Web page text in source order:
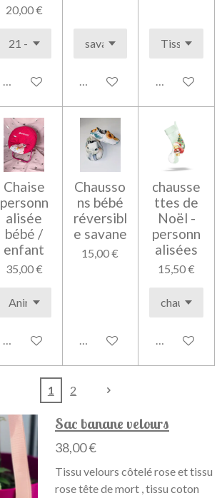
20,00 €
Voir les détails Voir les détails Voir les
Chaise
personn
alisée
bébé /
enfant
35,00 €
Voir les détails
Chausso
ns bébé
réversibl
e savane
15,00 €
Voir les détails
chausse
ttes de
Noël -
personn
alisées
15,50 €
Voir les
1 2
Sac banane velours
38,00 €
Tissu velours côtelé rose et tissu
rose tête de mort , tissu coton